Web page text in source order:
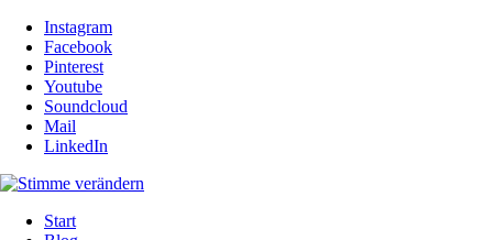
Instagram
Facebook
Pinterest
Youtube
Soundcloud
Mail
LinkedIn
Start